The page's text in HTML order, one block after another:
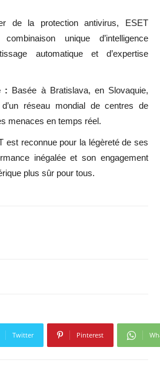
de la protection antivirus, ESET
unique d’intelligence
automatique et d’expertise
: Basée à Bratislava, en Slovaquie,
d’un réseau mondial de centres de
menaces en temps réel.
est reconnue pour la légèreté de ses
inégalée et son engagement
plus sûr pour tous.
Twitter Pinterest